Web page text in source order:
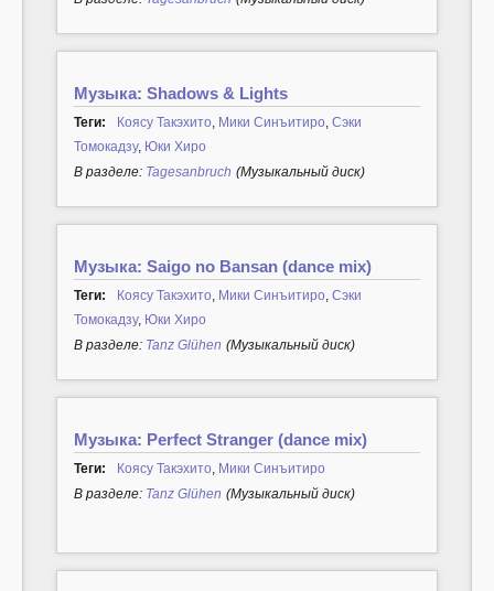
Музыка: Shadows & Lights
Теги: Коясу Такэхито Мики Синъитиро Сэки
Томокадзу, Юки Хиро
В разделе: Tagesanbruch (Музыкальный диск)
Музыка: Saigo no Bansan (dance mix)
Теги: Коясу Такэхито Мики Синъитиро Сэки
Томокадзу, Юки Хиро
В разделе: Tanz Glühen (Музыкальный диск)
Музыка: Perfect Stranger (dance mix)
Теги: Коясу Такэхито Мики Синъитиро
В разделе: Tanz Glühen (Музыкальный диск)